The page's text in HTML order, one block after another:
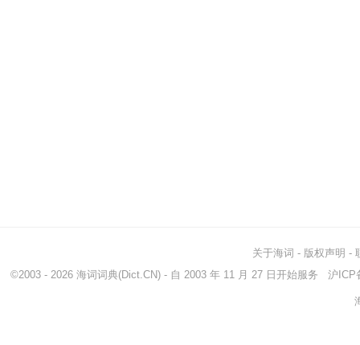
关于海词 - 版权声明 -
©2003 - 2026 海词词典(Dict.CN) - 自 2003 年 11 月 27 日开始服务 沪ICP